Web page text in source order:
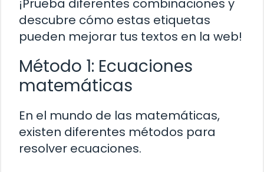
¡Prueba diferentes combinaciones y
descubre cómo estas etiquetas
pueden mejorar tus textos en la web!
Método 1: Ecuaciones
matemáticas
En el mundo de las matemáticas,
existen diferentes métodos para
resolver ecuaciones.